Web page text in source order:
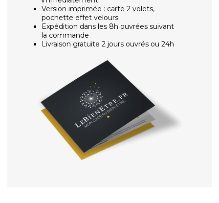
Version imprimée : carte 2 volets,
pochette effet velours
Expédition dans les 8h ouvrées suivant
la commande
Livraison gratuite 2 jours ouvrés ou 24h